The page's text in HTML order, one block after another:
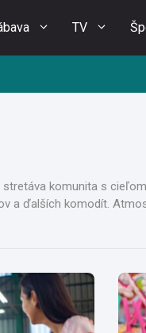
TV
komunita s
a ďalších komodít.